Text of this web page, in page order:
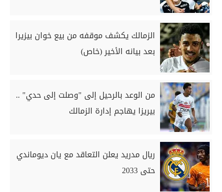
الزمالك يكشف موقفه من بيع خوان بيزيرا
بعد بيانه الأخير (خاص)
من الوعد بالرحيل إلى "وصلت إلى حدي" ..
بيريزا يهاجم إدارة الزمالك
ريال مدريد يعلن التعاقد مع يان ديوماندي
حتى 2033